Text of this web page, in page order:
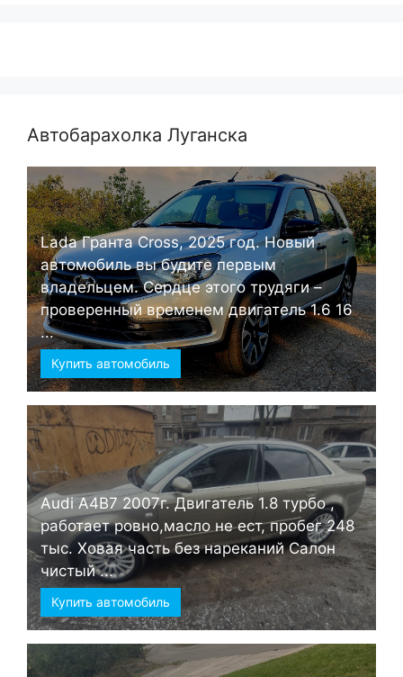
Автобарахолка Луганска
Lada Гранта Cross, 2025 год. Новый
автомобиль вы будите первым
владельцем. Сердце этого трудяги –
проверенный временем двигатель 1.6 16
...
Купить автомобиль
Audi А4B7 2007г. Двигатель 1.8 турбо ,
работает ровно,масло не ест, пробег 248
тыс. Ховая часть без нареканий Салон
чистый ...
Купить автомобиль